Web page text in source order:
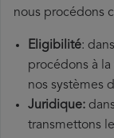
nous procédons
Eligibilité:
procédons à
nos systèmes
Juridique:
transmettons